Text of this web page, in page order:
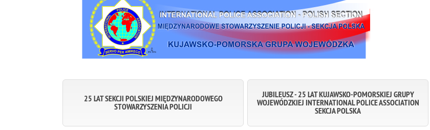
25 LAT SEKCJI POLSKIEJ MIĘDZYNARODOWEGO
STOWARZYSZENIA POLICJI
JUBILEUSZ - 25 LAT KUJAWSKO-POMORSKIEJ GRUPY
WOJEWÓDZKIEJ INTERNATIONAL POLICE ASSOCIATION
SEKCJA POLSKA